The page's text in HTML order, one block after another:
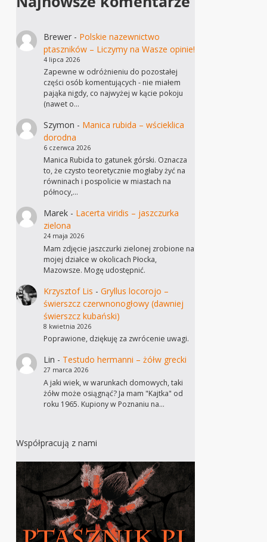
Brewer- Polskie nazewnictwo
ptaszników – Liczymy na Wasze opinie!
4 lipca 2026
Zapewne w odróżnieniu do pozostałej
części osób komentujących - nie miałem
pająka nigdy, co najwyżej w kącie pokoju
(nawet o…
Szymon - Manica rubida – wścieklica
dorodna
6 czerwca 2026
Manica Rubida to gatunek górski. Oznacza
to, że czysto teoretycznie mogłaby żyć na
równinach i pospolicie w miastach na
północy,…
Marek- Lacerta viridis – jaszczurka
zielona
24 maja 2026
Mam zdjęcie jaszczurki zielonej zrobione na
mojej działce w okolicach Płocka,
Mazowsze. Mogę udostępnić.
Krzysztof Lis - Gryllus locorojo –
świerszcz czerwnonogłowy (dawniej
świerszcz kubański)
8 kwietnia 2026
Poprawione, dziękuję za zwrócenie uwagi.
Lin - Testudo hermanni – żółw grecki
27 marca 2026
A jaki wiek, w warunkach domowych, taki
żółw może osiągnąć? Ja mam "Kajtka" od
roku 1965. Kupiony w Poznaniu na…
Współpracują z nami